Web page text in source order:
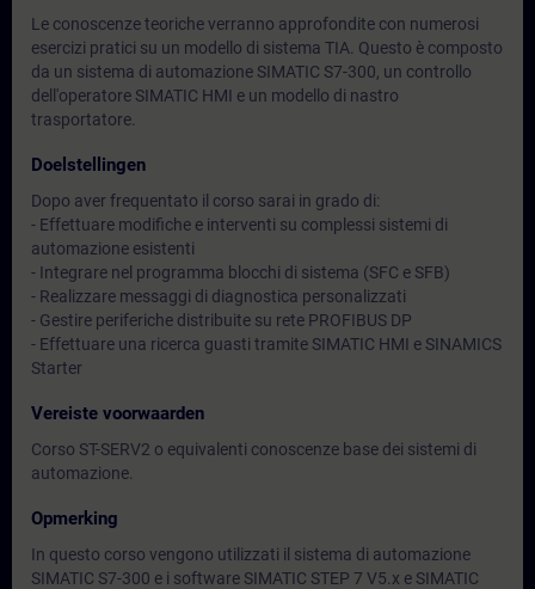
Le conoscenze teoriche verranno approfondite con numerosi
esercizi pratici su un modello di sistema TIA. Questo è composto
da un sistema di automazione SIMATIC S7-300, un controllo
dell'operatore SIMATIC HMI e un modello di nastro
trasportatore.
Doelstellingen
Dopo aver frequentato il corso sarai in grado di:
- Effettuare modifiche e interventi su complessi sistemi di
automazione esistenti
- Integrare nel programma blocchi di sistema (SFC e SFB)
- Realizzare messaggi di diagnostica personalizzati
- Gestire periferiche distribuite su rete PROFIBUS DP
- Effettuare una ricerca guasti tramite SIMATIC HMI e SINAMICS
Starter
Vereiste voorwaarden
Corso ST-SERV2 o equivalenti conoscenze base dei sistemi di
automazione.
Opmerking
In questo corso vengono utilizzati il sistema di automazione
SIMATIC S7-300 e i software SIMATIC STEP 7 V5.x e SIMATIC